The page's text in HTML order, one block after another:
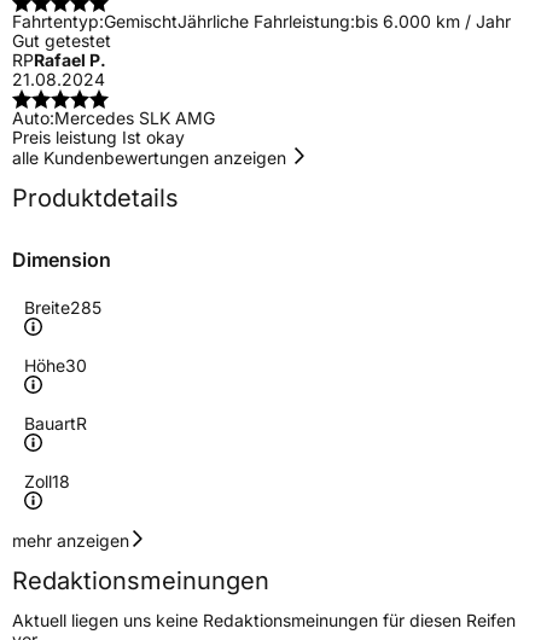
Fahrtentyp:GemischtJährliche Fahrleistung:bis 6.000 km / Jahr
Gut getestet
RPRafael P.
21.08.2024
Auto:Mercedes SLK AMG
Preis leistung Ist okay
alle Kundenbewertungen anzeigen
Produktdetails
Dimension
Breite285
Höhe30
BauartR
Zoll18
Geschwindigkeitsindex
Höchstgeschwindigkeit
300 km/h
Lastindex93
mehr anzeigen
Redaktionsmeinungen
Aktuell liegen uns keine Redaktionsmeinungen für diesen Reifen